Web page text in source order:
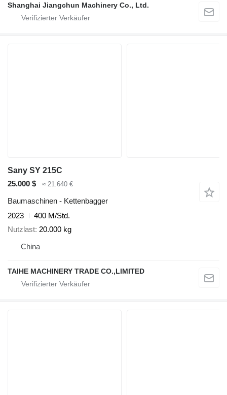
Shanghai Jiangchun Machinery Co., Ltd.
Sany SY 215C
25.000 $
≈ 21.640 €
Baumaschinen - Kettenbagger
2023
400 M/Std.
Nutzlast 20.000 kg
China
TAIHE MACHINERY TRADE CO.,LIMITED